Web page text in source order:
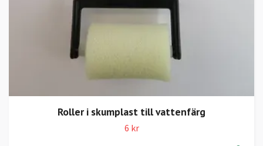
Roller i skumplast till vattenfärg
6 kr